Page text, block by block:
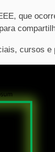
que
cursos e